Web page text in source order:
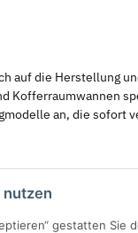
nutzen
gestatten
auf die Herstellung
Kofferraumwannen
an, die sofort